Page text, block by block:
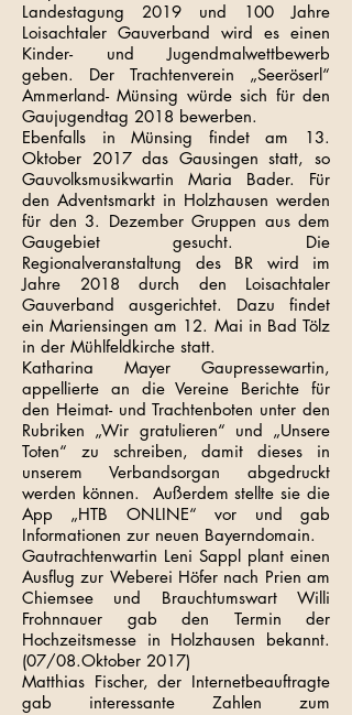
Landestagung 2019 und 100 Jahre
Loisachtaler Gauverband wird es einen
Kinder- und Jugendmalwettbewerb
geben. Der Trachtenverein „Seeröserl“
Ammerland- Münsing würde sich für den
Gaujugendtag 2018 bewerben.
Ebenfalls in Münsing findet am 13.
Oktober 2017 das Gausingen statt, so
Gauvolksmusikwartin Maria Bader. Für
den Adventsmarkt in Holzhausen werden
für den 3. Dezember Gruppen aus dem
Gaugebiet gesucht. Die
Regionalveranstaltung des BR wird im
Jahre 2018 durch den Loisachtaler
Gauverband ausgerichtet. Dazu findet
ein Mariensingen am 12. Mai in Bad Tölz
in der Mühlfeldkirche statt.
Katharina Mayer Gaupressewartin,
appellierte an die Vereine Berichte für
den Heimat- und Trachtenboten unter den
Rubriken „Wir gratulieren“ und „Unsere
Toten“ zu schreiben, damit dieses in
unserem Verbandsorgan abgedruckt
werden können. Außerdem stellte sie die
App „HTB ONLINE“ vor und gab
Informationen zur neuen Bayerndomain.
Gautrachtenwartin Leni Sappl plant einen
Ausflug zur Weberei Höfer nach Prien am
Chiemsee und Brauchtumswart Willi
Frohnnauer gab den Termin der
Hochzeitsmesse in Holzhausen bekannt.
(07/08.Oktober 2017)
Matthias Fischer, der Internetbeauftragte
gab interessante Zahlen zum